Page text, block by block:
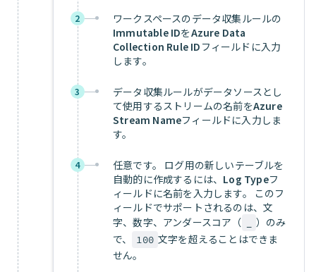
2
ワークスペースのデータ収集ルールの
Immutable IDをAzure Data
Collection Rule ID フィールドに入力
します。
3
データ収集ルールがデータソースとし
て使用するストリームの名前をAzure
Stream Nameフィールドに入力しま
す。
4
任意です。 ログ用の新しいテーブルを
自動的に作成するには、 Log Typeフ
ィールドに名前を入力します。 このフ
ィールドでサポートされるのは、文
字、数字、アンダースコア（
）のみ
で、
100 文字を超えることはできま
せん。